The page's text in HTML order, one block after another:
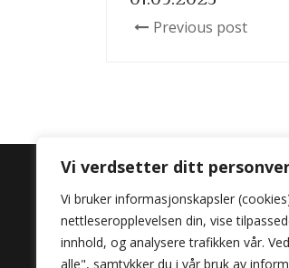
Vi verdsetter ditt
Vi bruker informasjonskapsler
nettleseropplevelsen din, vise
innhold, og analysere trafikken vår.
alle", samtykker du i vår bruk av
Previous post